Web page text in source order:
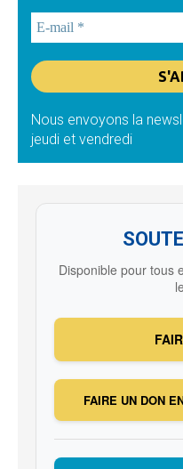
Nous envoyons la
jeudi et vendredi
Disponible pour tous
FAIRE UN DON